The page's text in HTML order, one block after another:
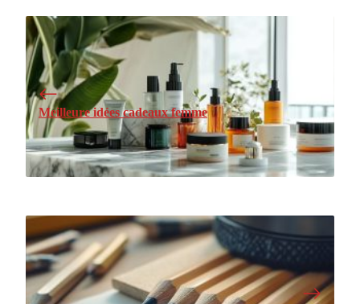
Meilleure idées cadeaux femme